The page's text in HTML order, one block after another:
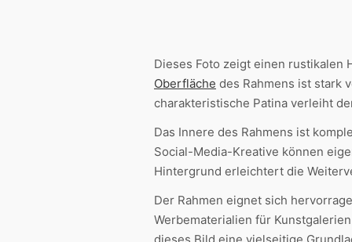
Dieses Foto zeigt einen rustikalen
Oberfläche des Rahmens ist stark
charakteristische Patina verleiht
Das Innere des Rahmens ist
Social-Media-Kreative können
Hintergrund erleichtert die
Der Rahmen eignet sich
Werbematerialien für